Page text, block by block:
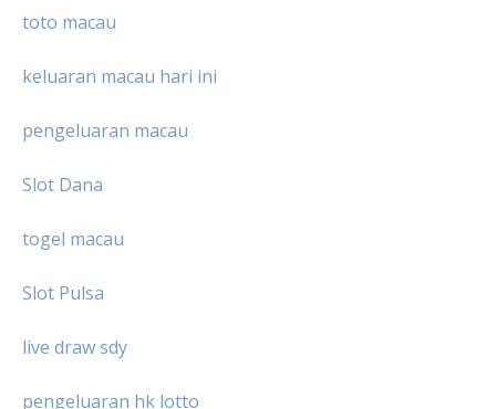
toto macau
keluaran macau hari ini
pengeluaran macau
Slot Dana
togel macau
Slot Pulsa
live draw sdy
pengeluaran hk lotto